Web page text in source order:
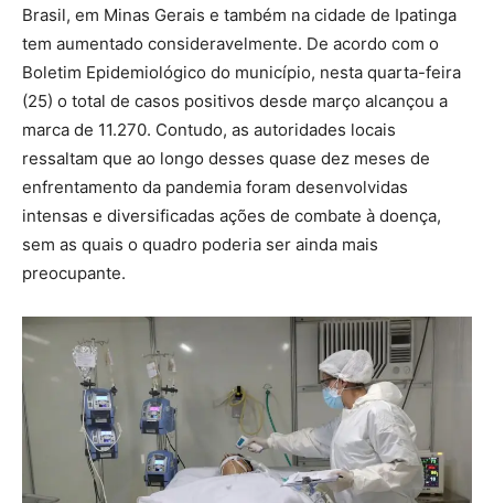
Brasil, em Minas Gerais e também na cidade de Ipatinga
tem aumentado consideravelmente. De acordo com o
Boletim Epidemiológico do município, nesta quarta-feira
(25) o total de casos positivos desde março alcançou a
marca de 11.270. Contudo, as autoridades locais
ressaltam que ao longo desses quase dez meses de
enfrentamento da pandemia foram desenvolvidas
intensas e diversificadas ações de combate à doença,
sem as quais o quadro poderia ser ainda mais
preocupante.